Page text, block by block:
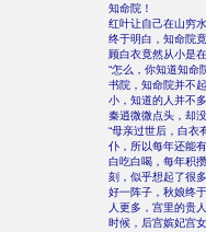
知命院！
红叶让自己在山穷
终于明白，知命院
顾白衣竟然从小是
“怎么，你知道知命
书院，知命院并不
小，知道的人并不
秦逍微微点头，却
“母亲过世后，白衣
仆，所以每年还能
白吃白喝，每年积
刻，似乎想起了很
好一阵子，秋娘终
人更多，宫里的贵
时候，后宫嫔妃宫